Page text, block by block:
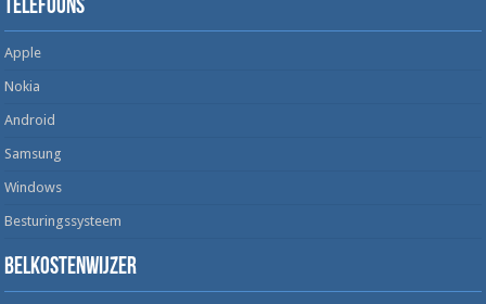
Telefoons
Apple
Nokia
Android
Samsung
Windows
Besturingssysteem
Belkostenwijzer